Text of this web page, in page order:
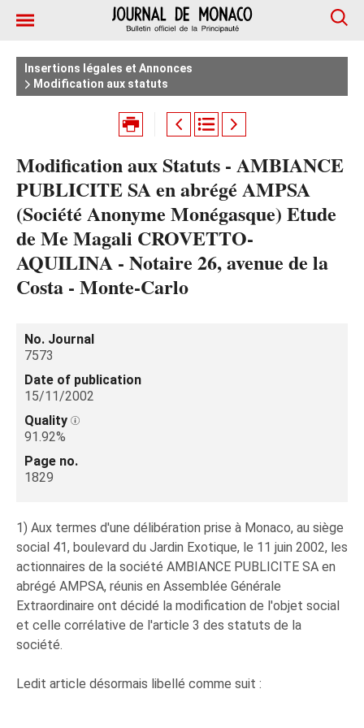
Insertions légales et Annonces
Modification aux statuts
Modification aux Statuts - AMBIANCE
PUBLICITE SA en abrégé AMPSA
(Société Anonyme Monégasque) Etude
de Me Magali CROVETTO-
AQUILINA - Notaire 26, avenue de la
Costa - Monte-Carlo
No. Journal
7573
Date of publication
15/11/2002
Quality
91.92%
Page no.
1829
1) Aux termes d'une délibération prise à Monaco, au siège
social 41, boulevard du Jardin Exotique, le 11 juin 2002, les
actionnaires de la société AMBIANCE PUBLICITE SA en
abrégé AMPSA, réunis en Assemblée Générale
Extraordinaire ont décidé la modification de l'objet social
et celle corrélative de l'article 3 des statuts de la
société.
Ledit article désormais libellé comme suit :